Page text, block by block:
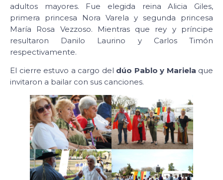
adultos mayores. Fue elegida reina Alicia Giles,
primera princesa Nora Varela y segunda princesa
María Rosa Vezzoso. Mientras que rey y príncipe
resultaron Danilo Laurino y Carlos Timón
respectivamente.
El cierre estuvo a cargo del dúo Pablo y Mariela que
invitaron a bailar con sus canciones.